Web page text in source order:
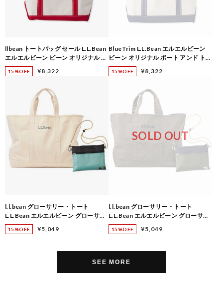
llbean トートバッグ セール L.L.Bean
エルエルビーン ビーン オリジナル ボ
ート アンド トート バッグ ミディアム
112636
15%OFF ¥8,322
BlueTrim L.L.Bean エルエルビーン
ビーン オリジナル ボート アンド トー
ト バッグ ミディアム 112636
15%OFF ¥8,322
l.l.bean グローサリー・トート
L.L.Bean エルエルビーン グローサリ
ー・トート・ウィズ・ポーチ 513621
15%OFF ¥5,049
SOLD OUT
l.l.bean グローサリー・トート
L.L.Bean エルエルビーン グローサリ
ー・トート・ウィズ・ポーチ 513621
15%OFF ¥5,049
SEE MORE